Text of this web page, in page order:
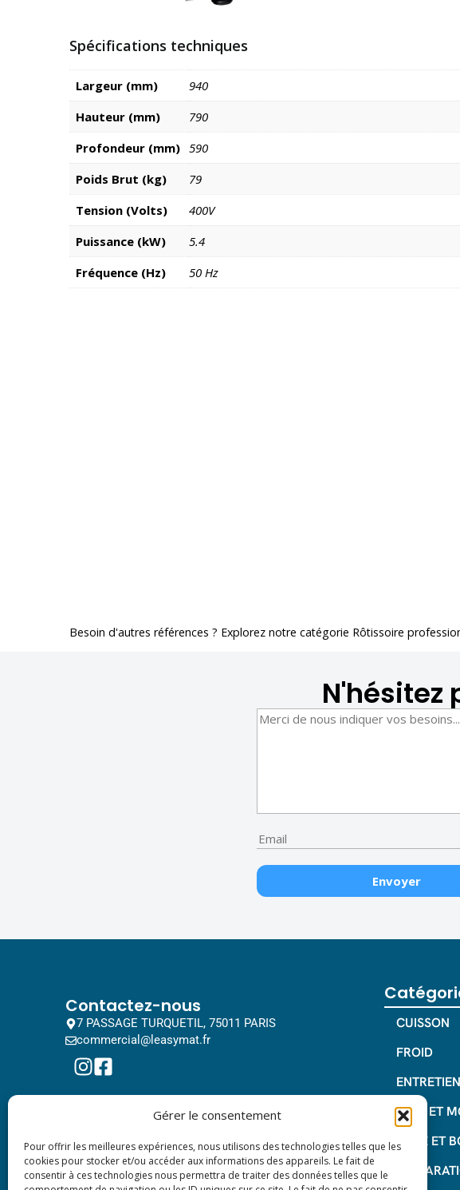
Gérer le consentement
Pour offrir les meilleures expériences, nous utilisons des technologies telles que les
cookies pour stocker et/ou accéder aux informations des appareils. Le fait de
consentir à ces technologies nous permettra de traiter des données telles que le
Spécifications techniques
Largeur (mm)
940
Hauteur (mm)
790
Profondeur (mm) 590
Poids Brut (kg)
79
Tension (Volts)
400V
Puissance (kW)
5.4
Fréquence (Hz)
50 Hz
Besoin d'autres références ? Explorez notre catégorie Rôtissoire
N'hésitez
Contactez-nous
7 PASSAGE TURQUETIL, 75011 PARIS
commercial@leasymat.fr
CUISSON
FROID
INOX ET
CAFE ET